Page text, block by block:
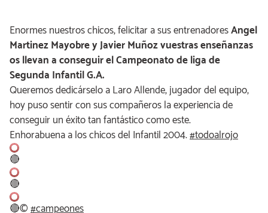
Enormes nuestros chicos, felicitar a sus entrenadoresAngel
Martinez Mayobre y Javier Muñoz vuestras enseñanzas
os llevan a conseguir el Campeonato de liga de
Segunda Infantil G.A.
Queremos dedicárselo a Laro Allende, jugador del equipo,
hoy puso sentir con sus compañeros la experiencia de
conseguir un éxito tan fantástico como este.
Enhorabuena a los chicos del Infantil 2004.#todoalrojo
🔴
🔴
🔴©#campeones